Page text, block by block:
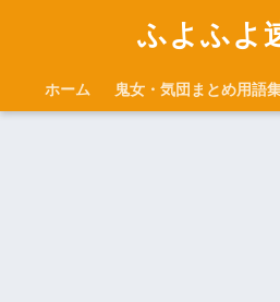
ふよふよ
ホーム 鬼女・気団まとめ用語